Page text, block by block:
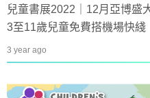
兒童書展2022｜12月亞博
3至11歲兒童免費搭機場快綫
3 year ago